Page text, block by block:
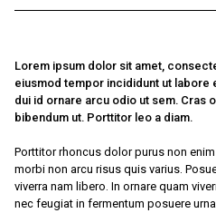
Lorem ipsum dolor sit amet,
eiusmod tempor incididunt ut labore
dui id ornare arcu odio ut sem. Cras
bibendum ut. Porttitor leo a diam.
Porttitor rhoncus dolor purus non
morbi non arcu risus quis varius.
viverra nam libero. In ornare quam
nec feugiat in fermentum posuere